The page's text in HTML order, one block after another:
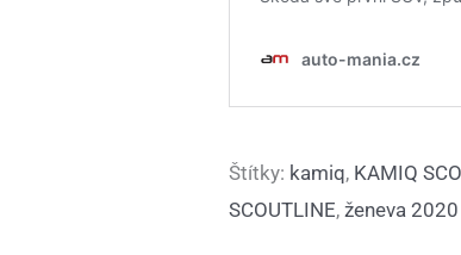
Štítky: kamiq, KAMIQ
SCOUTLINE, ženeva 2020